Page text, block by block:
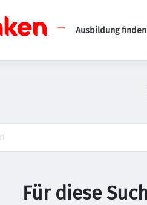
Ausbildung finden
Für diese